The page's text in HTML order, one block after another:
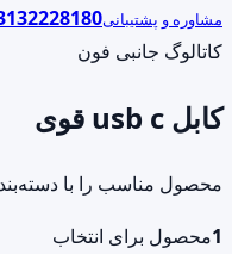
مشاوره و پشتیبانی
کاتالوگ جانبی فون
کابل usb c قوی
محصول مناسب را با
1محصول برای انتخاب